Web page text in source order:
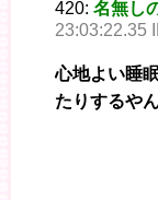
420: 名無し
23:03:22.35
心地よい睡
たりするや